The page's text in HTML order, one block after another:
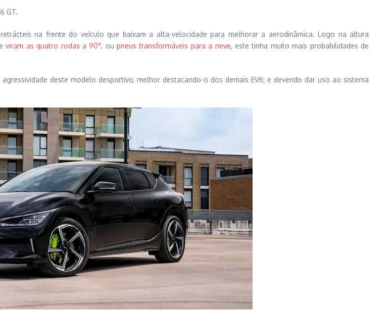
GT.
na frente do veículo que baixam a alta-velocidade para melhorar a aerodinâmica. Logo na altura
viram as quatro rodas a 90°, oupneus transformáveis para a neve, este tinha muito mais probabilidades de
deste modelo desportivo, melhor destacando-o dos demais EV6; e devendo dar uso ao sistema